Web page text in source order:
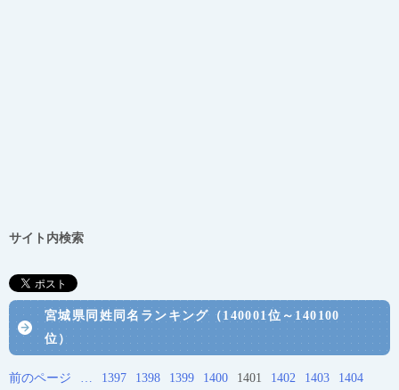
サイト内検索
宮城県同姓同名ランキング（140001位～140100
位）
前のページ … 1397 1398 1399 1400 1401 1402 1403
1404